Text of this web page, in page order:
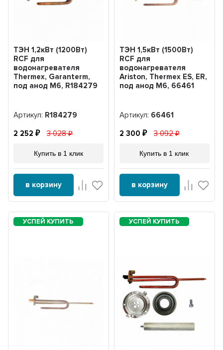
ТЭН 1,2кВт (1200Вт)
RCF для
водонагревателя
Thermex, Garanterm,
под анод М6, R184279
Артикул: R184279
2 252 3 028
Купить в 1 клик
в корзину
ТЭН 1,5кВт (1500Вт)
RCF для
водонагревателя
Ariston, Thermex ES, ER,
под анод М6, 66461
Артикул: 66461
2 300 3 092
Купить в 1 клик
в корзину